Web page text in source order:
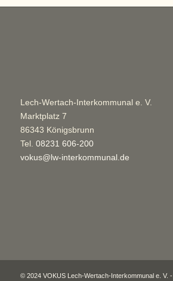
Lech-Wertach-Interkommunal e. V.
Marktplatz 7
86343 Königsbrunn
Tel. 08231 606-200
vokus@lw-interkommunal.de
© 2024 VOKUS Lech-Wertach-Interkommunal e. V. -